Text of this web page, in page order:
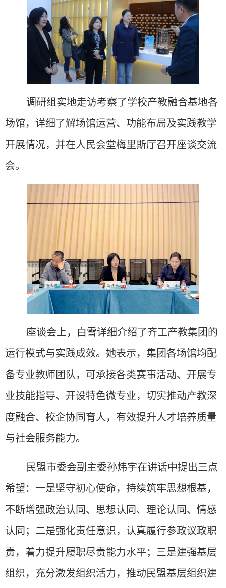
调研组实地走访考察了学校产教融合基地各
场馆，详细了解场馆运营、功能布局及实践教学
开展情况，并在人民会堂梅里斯厅召开座谈交流
会。
座谈会上，白雪详细介绍了齐工产教集团的
运行模式与实践成效。她表示，集团各场馆均配
备专业教师团队，可承接各类赛事活动、开展专
业技能指导、开设特色微专业，切实推动产教深
度融合、校企协同育人，有效提升人才培养质量
与社会服务能力。
民盟市委会副主委孙炜宇在讲话中提出三点
希望：一是坚守初心使命，持续筑牢思想根基，
不断增强政治认同、思想认同、理论认同、情感
认同；二是强化责任意识，认真履行参政议政职
责，着力提升履职尽责能力水平；三是建强基层
组织，充分激发组织活力，推动民盟基层组织建